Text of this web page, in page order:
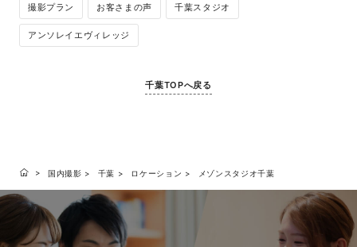
撮影プラン お客さまの声 千葉スタジオ
アンソレイエヴィレッジ
千葉TOPへ戻る
国内撮影 千葉 ロケーション メゾンスタジオ千葉